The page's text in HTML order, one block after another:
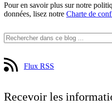
Pour en savoir plus sur notre
données, lisez notre Charte de
Flux RSS
Recevoir les